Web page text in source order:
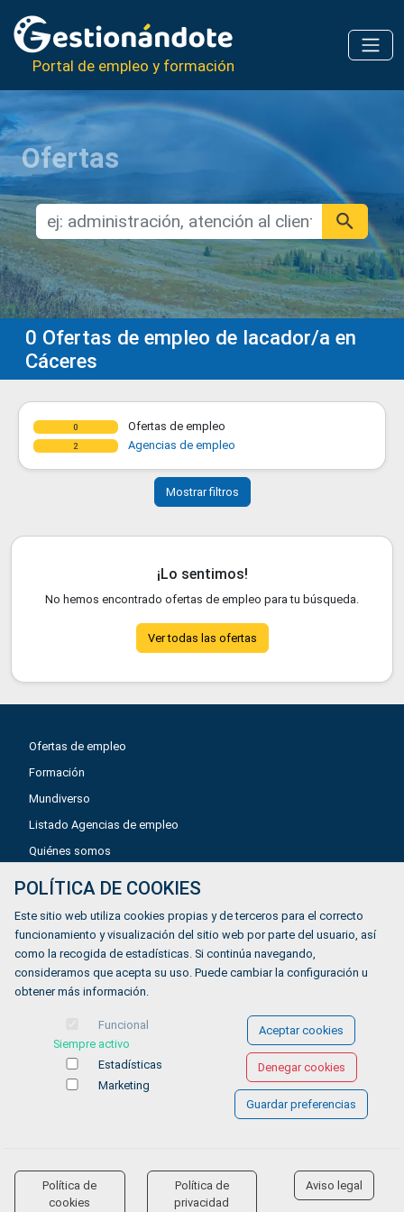
Portal de empleo y formación
Ofertas
0 Ofertas de empleo de lacador/a en
Cáceres
0 Ofertas de empleo
2 Agencias de empleo
Mostrar filtros
¡Lo sentimos!
No hemos encontrado ofertas de empleo para tu búsqueda.
Ver todas las ofertas
Ofertas de empleo
Formación
Mundiverso
Listado Agencias de empleo
Quiénes somos
Política de privacidad
Política de Cookies
Accesibilidad
© COPYRIGHT 2026 Gestionándote.com
POLÍTICA DE COOKIES
Este sitio web utiliza cookies propias y de terceros para el correcto
funcionamiento y visualización del sitio web por parte del usuario, así
como la recogida de estadísticas. Si continúa navegando,
consideramos que acepta su uso. Puede cambiar la configuración u
obtener más información.
Funcional
Siempre activo
Estadísticas
Marketing
Aceptar cookies
Denegar cookies
Guardar preferencias
Política de
cookies
Política de
privacidad
Aviso legal